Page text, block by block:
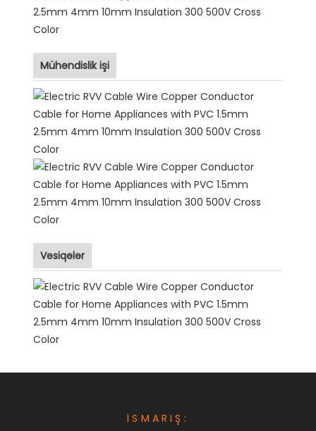
Mühəndislik işi
Vəsiqələr
İSMARIŞ: